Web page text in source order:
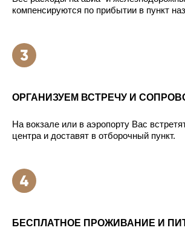
компенсируются по прибытии в пункт
ОРГАНИЗУЕМ ВСТРЕЧУ И
На вокзале или в аэропорту Вас
центра и доставят в отборочный пункт.
БЕСПЛАТНОЕ ПРОЖИВАНИЕ И